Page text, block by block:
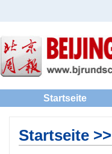
Startseite
Startseite>>